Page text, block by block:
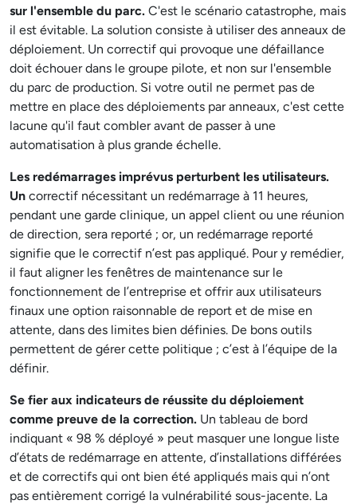
sur l'ensemble du parc. C'est le scénario catastrophe, mais
il est évitable. La solution consiste à utiliser des anneaux de
déploiement. Un correctif qui provoque une défaillance
doit échouer dans le groupe pilote, et non sur l'ensemble
du parc de production. Si votre outil ne permet pas de
mettre en place des déploiements par anneaux, c'est cette
lacune qu'il faut combler avant de passer à une
automatisation à plus grande échelle.
Les redémarrages imprévus perturbent les utilisateurs.
Un correctif nécessitant un redémarrage à 11 heures,
pendant une garde clinique, un appel client ou une réunion
de direction, sera reporté ; or, un redémarrage reporté
signifie que le correctif n’est pas appliqué. Pour y remédier,
il faut aligner les fenêtres de maintenance sur le
fonctionnement de l’entreprise et offrir aux utilisateurs
finaux une option raisonnable de report et de mise en
attente, dans des limites bien définies. De bons outils
permettent de gérer cette politique ; c’est à l’équipe de la
définir.
Se fier aux indicateurs de réussite du déploiement
comme preuve de la correction. Un tableau de bord
indiquant « 98 % déployé » peut masquer une longue liste
d’états de redémarrage en attente, d’installations différées
et de correctifs qui ont bien été appliqués mais qui n’ont
pas entièrement corrigé la vulnérabilité sous-jacente. La